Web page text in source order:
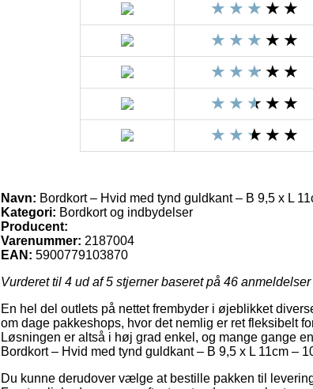
Navn: Bordkort – Hvid med tynd guldkant – B 9,5 x L
Kategori: Bordkort og indbydelser
Producent:
Varenummer: 2187004
EAN: 5900779103870
Vurderet til 4 ud af 5 stjerner baseret på 46 anmeldelser
En hel del outlets på nettet frembyder i øjeblikket
om dage pakkeshops, hvor det nemlig er ret fleksibelt
Løsningen er altså i høj grad enkel, og mange gange
Bordkort – Hvid med tynd guldkant – B 9,5 x L 11cm –
Du kunne derudover vælge at bestille pakken til